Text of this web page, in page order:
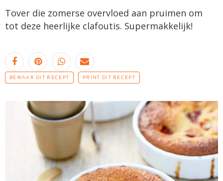
Tover die zomerse overvloed aan pruimen om
tot deze heerlijke clafoutis. Supermakkelijk!
BEWAAR DIT RECEPT PRINT DIT RECEPT